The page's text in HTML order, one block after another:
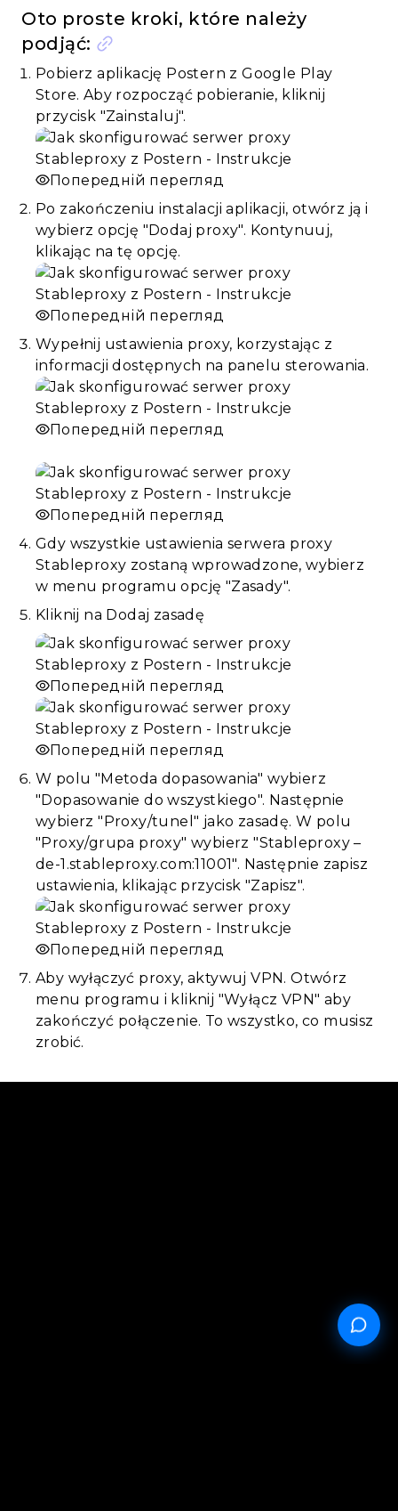
Oto proste kroki, które należy
podjąć:
Pobierz aplikację Postern z Google Play
Store. Aby rozpocząć pobieranie, kliknij
przycisk "Zainstaluj".
Попередній перегляд
Po zakończeniu instalacji aplikacji, otwórz ją i
wybierz opcję "Dodaj proxy". Kontynuuj,
klikając na tę opcję.
Попередній перегляд
Wypełnij ustawienia proxy, korzystając z
informacji dostępnych na panelu sterowania.
Попередній перегляд
Попередній перегляд
Gdy wszystkie ustawienia serwera proxy
Stableproxy zostaną wprowadzone, wybierz
w menu programu opcję "Zasady".
Kliknij na Dodaj zasadę
Попередній перегляд
Попередній перегляд
W polu "Metoda dopasowania" wybierz
"Dopasowanie do wszystkiego". Następnie
wybierz "Proxy/tunel" jako zasadę. W polu
"Proxy/grupa proxy" wybierz "Stableproxy –
de-1.stableproxy.com:11001". Następnie zapisz
ustawienia, klikając przycisk "Zapisz".
Попередній перегляд
Aby wyłączyć proxy, aktywuj VPN. Otwórz
menu programu i kliknij "Wyłącz VPN" aby
zakończyć połączenie. To wszystko, co musisz
zrobić.